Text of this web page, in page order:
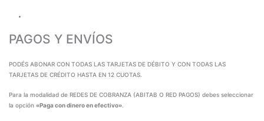
PAGOS Y ENVÍOS
PODÉS ABONAR CON TODAS LAS TARJETAS DE DÉBITO Y CON TODAS LAS
TARJETAS DE CRÉDITO HASTA EN 12 CUOTAS.
Para la modalidad de REDES DE COBRANZA (ABITAB O RED PAGOS) debes seleccionar
la opción «Paga con dinero en efectivo».